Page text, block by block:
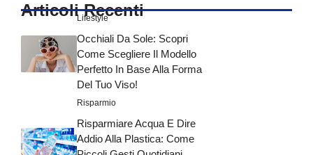
Articoli Recenti
Lifestyle
Occhiali Da Sole: Scopri
Come Scegliere Il Modello
Perfetto In Base Alla Forma
Del Tuo Viso!
Risparmio
Risparmiare Acqua E Dire
Addio Alla Plastica: Come